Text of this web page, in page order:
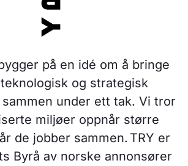
på en idé om å bringe
og strategisk
under ett tak. Vi tror
miljøer oppnår større
de jobber sammen. TRY er
Byrå av norske annonsører